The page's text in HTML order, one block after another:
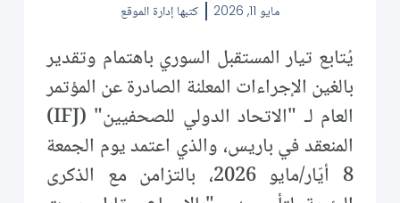
مايو 11, 2026
كتبها إدارة الموقع
يُتابع تيار المستقبل السوري باهتمام وتقدير
بالغين الإجراءات المعلنة الصادرة عن المؤتمر
العام لـ "الاتحاد الدولي للصحفيين" (IFJ)
المنعقد في باريس، والذي اعتمد يوم الجمعة
8 أيّار/مايو 2026، بالتزامن مع الذكرى